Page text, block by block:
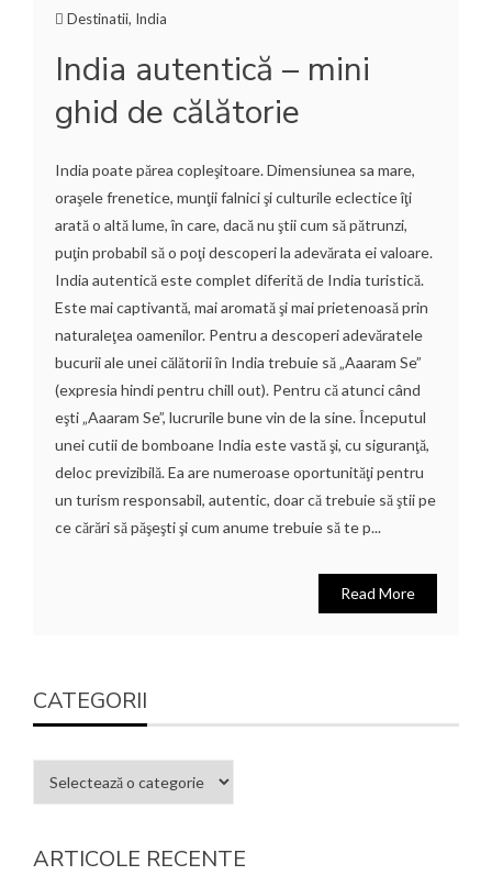
Destinatii, India
India autentică – mini
ghid de călătorie
India poate părea copleşitoare. Dimensiunea sa mare,
oraşele frenetice, munţii falnici şi culturile eclectice îţi
arată o altă lume, în care, dacă nu ştii cum să pătrunzi,
puţin probabil să o poţi descoperi la adevărata ei valoare.
India autentică este complet diferită de India turistică.
Este mai captivantă, mai aromată şi mai prietenoasă prin
naturaleţea oamenilor. Pentru a descoperi adevăratele
bucurii ale unei călătorii în India trebuie să „Aaaram Se”
(expresia hindi pentru chill out). Pentru că atunci când
eşti „Aaaram Se”, lucrurile bune vin de la sine. Începutul
unei cutii de bomboane India este vastă şi, cu siguranţă,
deloc previzibilă. Ea are numeroase oportunităţi pentru
un turism responsabil, autentic, doar că trebuie să ştii pe
ce cărări să păşeşti şi cum anume trebuie să te p...
Read More
CATEGORII
ARTICOLE RECENTE